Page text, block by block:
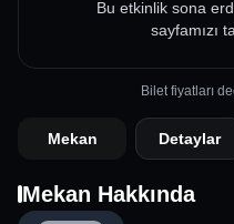
Bu etkinlik sona
sayfamızı
Bilet fiyatları
Mekan Detaylar
Mekan Hakkında